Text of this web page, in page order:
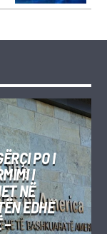
PO I
I
NË
EDHE
–